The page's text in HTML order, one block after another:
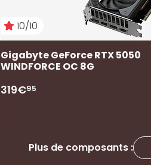
10/10
Gigabyte GeForce RTX 5050
WINDFORCE OC 8G
319€95
Plus de composants :